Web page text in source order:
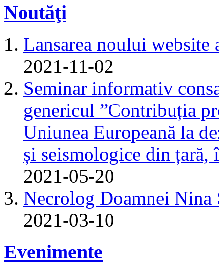
Noutăţi
Lansarea noului website
2021-11-02
Seminar informativ
genericul ”Contribuția
Uniunea Europeană la
și seismologice din țară,
2021-05-20
Necrolog Doamnei
2021-03-10
Evenimente